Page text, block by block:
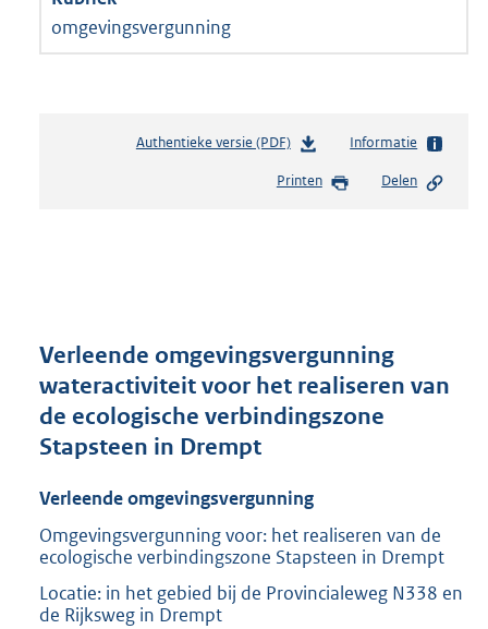
omgevingsvergunning
Authentieke versie (PDF)b
s
r
o
t
2
0
9
b
Informatie
Printen Delen
Verleende omgevingsvergunning
wateractiviteit voor het realiseren van
de ecologische verbindingszone
Stapsteen in Drempt
Verleende omgevingsvergunning
Omgevingsvergunning voor: het realiseren van de
ecologische verbindingszone Stapsteen in Drempt
Locatie: in het gebied bij de Provincialeweg N338 en
de Rijksweg in Drempt